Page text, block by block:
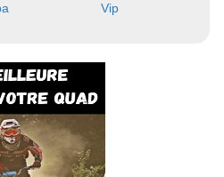
Vip